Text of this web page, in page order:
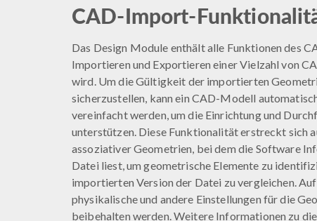
CAD-Import-
Das Design Module enthält alle Funktionen des
Importieren und Exportieren einer Vielzahl von
wird. Um die Gültigkeit der importierten
sicherzustellen, kann ein CAD-Modell
vereinfacht werden, um die Einrichtung und
unterstützen. Diese Funktionalität erstreckt sich
assoziativer Geometrien, bei dem die Software
Datei liest, um geometrische Elemente zu
importierten Version der Datei zu vergleichen.
physikalische und andere Einstellungen für die
beibehalten werden. Weitere Informationen zu